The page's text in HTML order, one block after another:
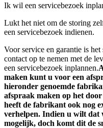
Ik wil een servicebezoek
Lukt het niet om de storing
een servicebezoek indienen.
Voor service en garantie is
contact op te nemen met de
een servicebezoek inplannen.
maken kunt u voor een
hieronder genoemde
afspraak maken op het
heeft de fabrikant ook nog
verhelpen. Indien u wilt dat
mogelijk, doch komt dit de